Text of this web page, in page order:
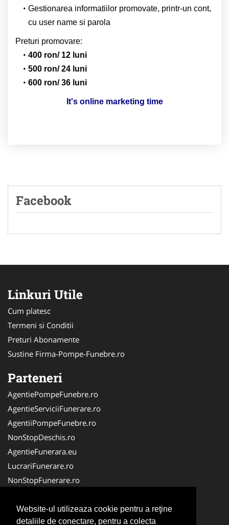
Website-ul utilizeaza cookie pentru a reţine
detaliile de conectare, pentru a colecta
Gestionarea informatiilor promovate, printr-un cont,
cu user name si parola
Preturi promovare:
400 ron/ 12 luni
500 ron/ 24 luni
600 ron/ 36 luni
It's online marketing time
Facebook
Linkuri Utile
Cum platesc
Termeni si Conditii
Preturi Abonamente
Sustine Firma-Pompe-Funebre.ro
Parteneri
AgentiePompeFunebre.ro
AgentieServiciiFunerare.ro
AgentiiPompeFunebre.ro
NonStopDeschis.ro
AgentieFunerara.eu
LucrariFunerare.ro
NonStopFunerare.ro
CasaFunerara.com
Firma-Servicii-Funerare.ro